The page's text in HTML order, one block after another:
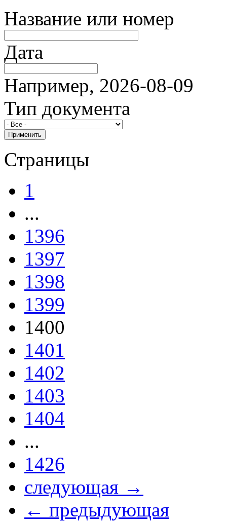
Название или номер
Дата
Например, 2026-08-09
Тип документа
Страницы
1
...
1396
1397
1398
1399
1400
1401
1402
1403
1404
...
1426
следующая →
← предыдующая